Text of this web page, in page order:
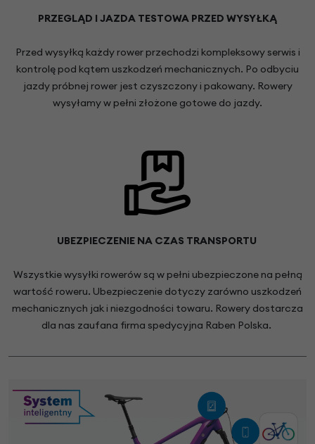
PRZEGLĄD I JAZDA TESTOWA PRZED WYSYŁKĄ
Przed wysyłką każdy rower przechodzi kompleksowy serwis i
kontrolę pod kątem uszkodzeń mechanicznych. Po odbyciu
jazdy próbnej rower jest czyszczony i pakowany. Rowery
wysyłamy w pełni złożone gotowe do jazdy.
UBEZPIECZENIE NA CZAS TRANSPORTU
Wszystkie wysyłki rowerów są w pełni ubezpieczone na pełną
wartość roweru. Ubezpieczenie dotyczy zarówno uszkodzeń
mechanicznych jak i niezgodności towaru. Rowery dostarcza
dla nas zaufana firma spedycyjna Raben Polska.